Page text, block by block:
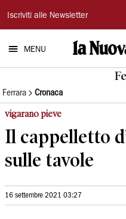
La
Nuova
Ferrara
Iscriviti alle Newsletter
MENU
Ferrara Cronaca
vigarano pieve
Il cappelletto
sulle tavole
16 settembre 2021 03:27